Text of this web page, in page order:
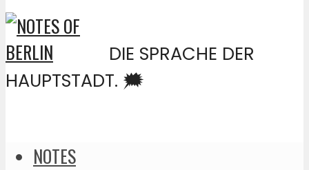
DIE SPRACHE DER
HAUPTSTADT. 🗯️
NOTES